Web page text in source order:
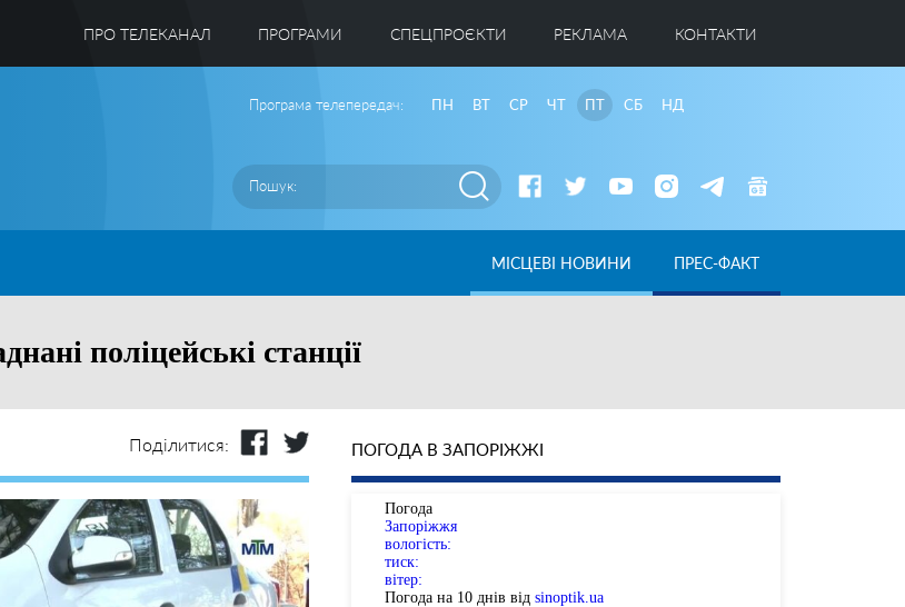
ПРО ТЕЛЕКАНАЛ ПРОГРАМИ CПЕЦПРОЄКТИ РЕКЛАМА КОНТАКТИ
Програма телепередач: ПН ВТ СР ЧТ ПТ СБ НД
МІСЦЕВІ НОВИНИ ПРЕС-ФАКТ
поліцейські станції
Поділитися: ПОГОДА В ЗАПОРІЖЖІ
Погода
Запоріжжя
вологість:
тиск:
вітер:
Погода на 10 днів від sinoptik.ua